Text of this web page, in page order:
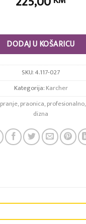
DODAJ U KOŠARICU
SKU:4.117-027
Kategorija:Karcher
pranje,praonica,profesionalno,
dizna